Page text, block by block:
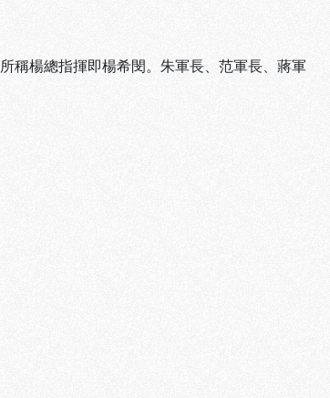
稱楊總指揮即楊希閔。朱軍長、范軍長、蔣軍